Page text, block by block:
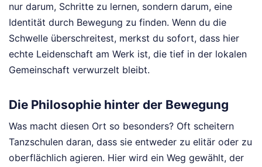
nur darum, Schritte zu lernen, sondern darum, eine
Identität durch Bewegung zu finden. Wenn du die
Schwelle überschreitest, merkst du sofort, dass hier
echte Leidenschaft am Werk ist, die tief in der lokalen
Gemeinschaft verwurzelt bleibt.
Die Philosophie hinter der Bewegung
Was macht diesen Ort so besonders? Oft scheitern
Tanzschulen daran, dass sie entweder zu elitär oder zu
oberflächlich agieren. Hier wird ein Weg gewählt, der